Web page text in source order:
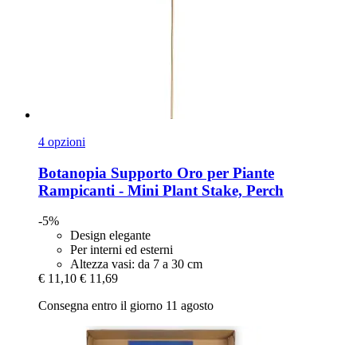
4 opzioni
Botanopia Supporto Oro per Piante
Rampicanti -​ Mini Plant Stake, Perch
-5%
Design elegante
Per interni ed esterni
Altezza vasi: da 7 a 30 cm
€ 11,10 € 11,69
Consegna entro il giorno 11 agosto